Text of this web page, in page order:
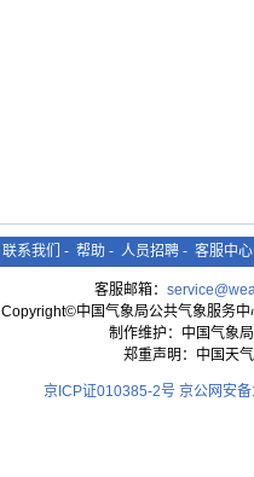
联系我们 - 帮助 - 人员招聘 - 客服中心
客服邮箱：
Copyright©中国气象局公共气象服务
制作维护：中国气象
郑重声明：中国天
京ICP证010385-2号 京公网安